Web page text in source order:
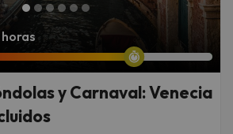
y Carnaval: Venecia